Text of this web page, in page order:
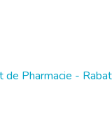
de Pharmacie - Rabat